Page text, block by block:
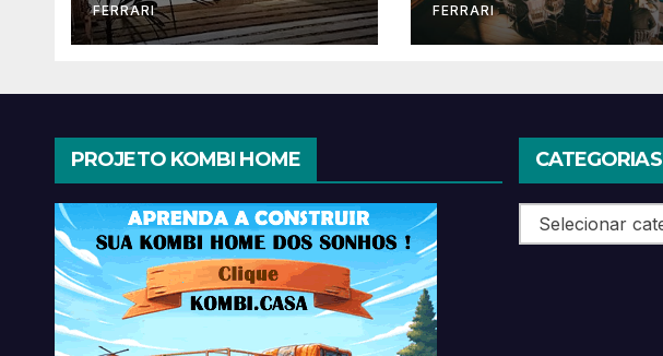
FERRARI FERRARI
PROJETO KOMBI HOME CATEGORIAS
Categorias